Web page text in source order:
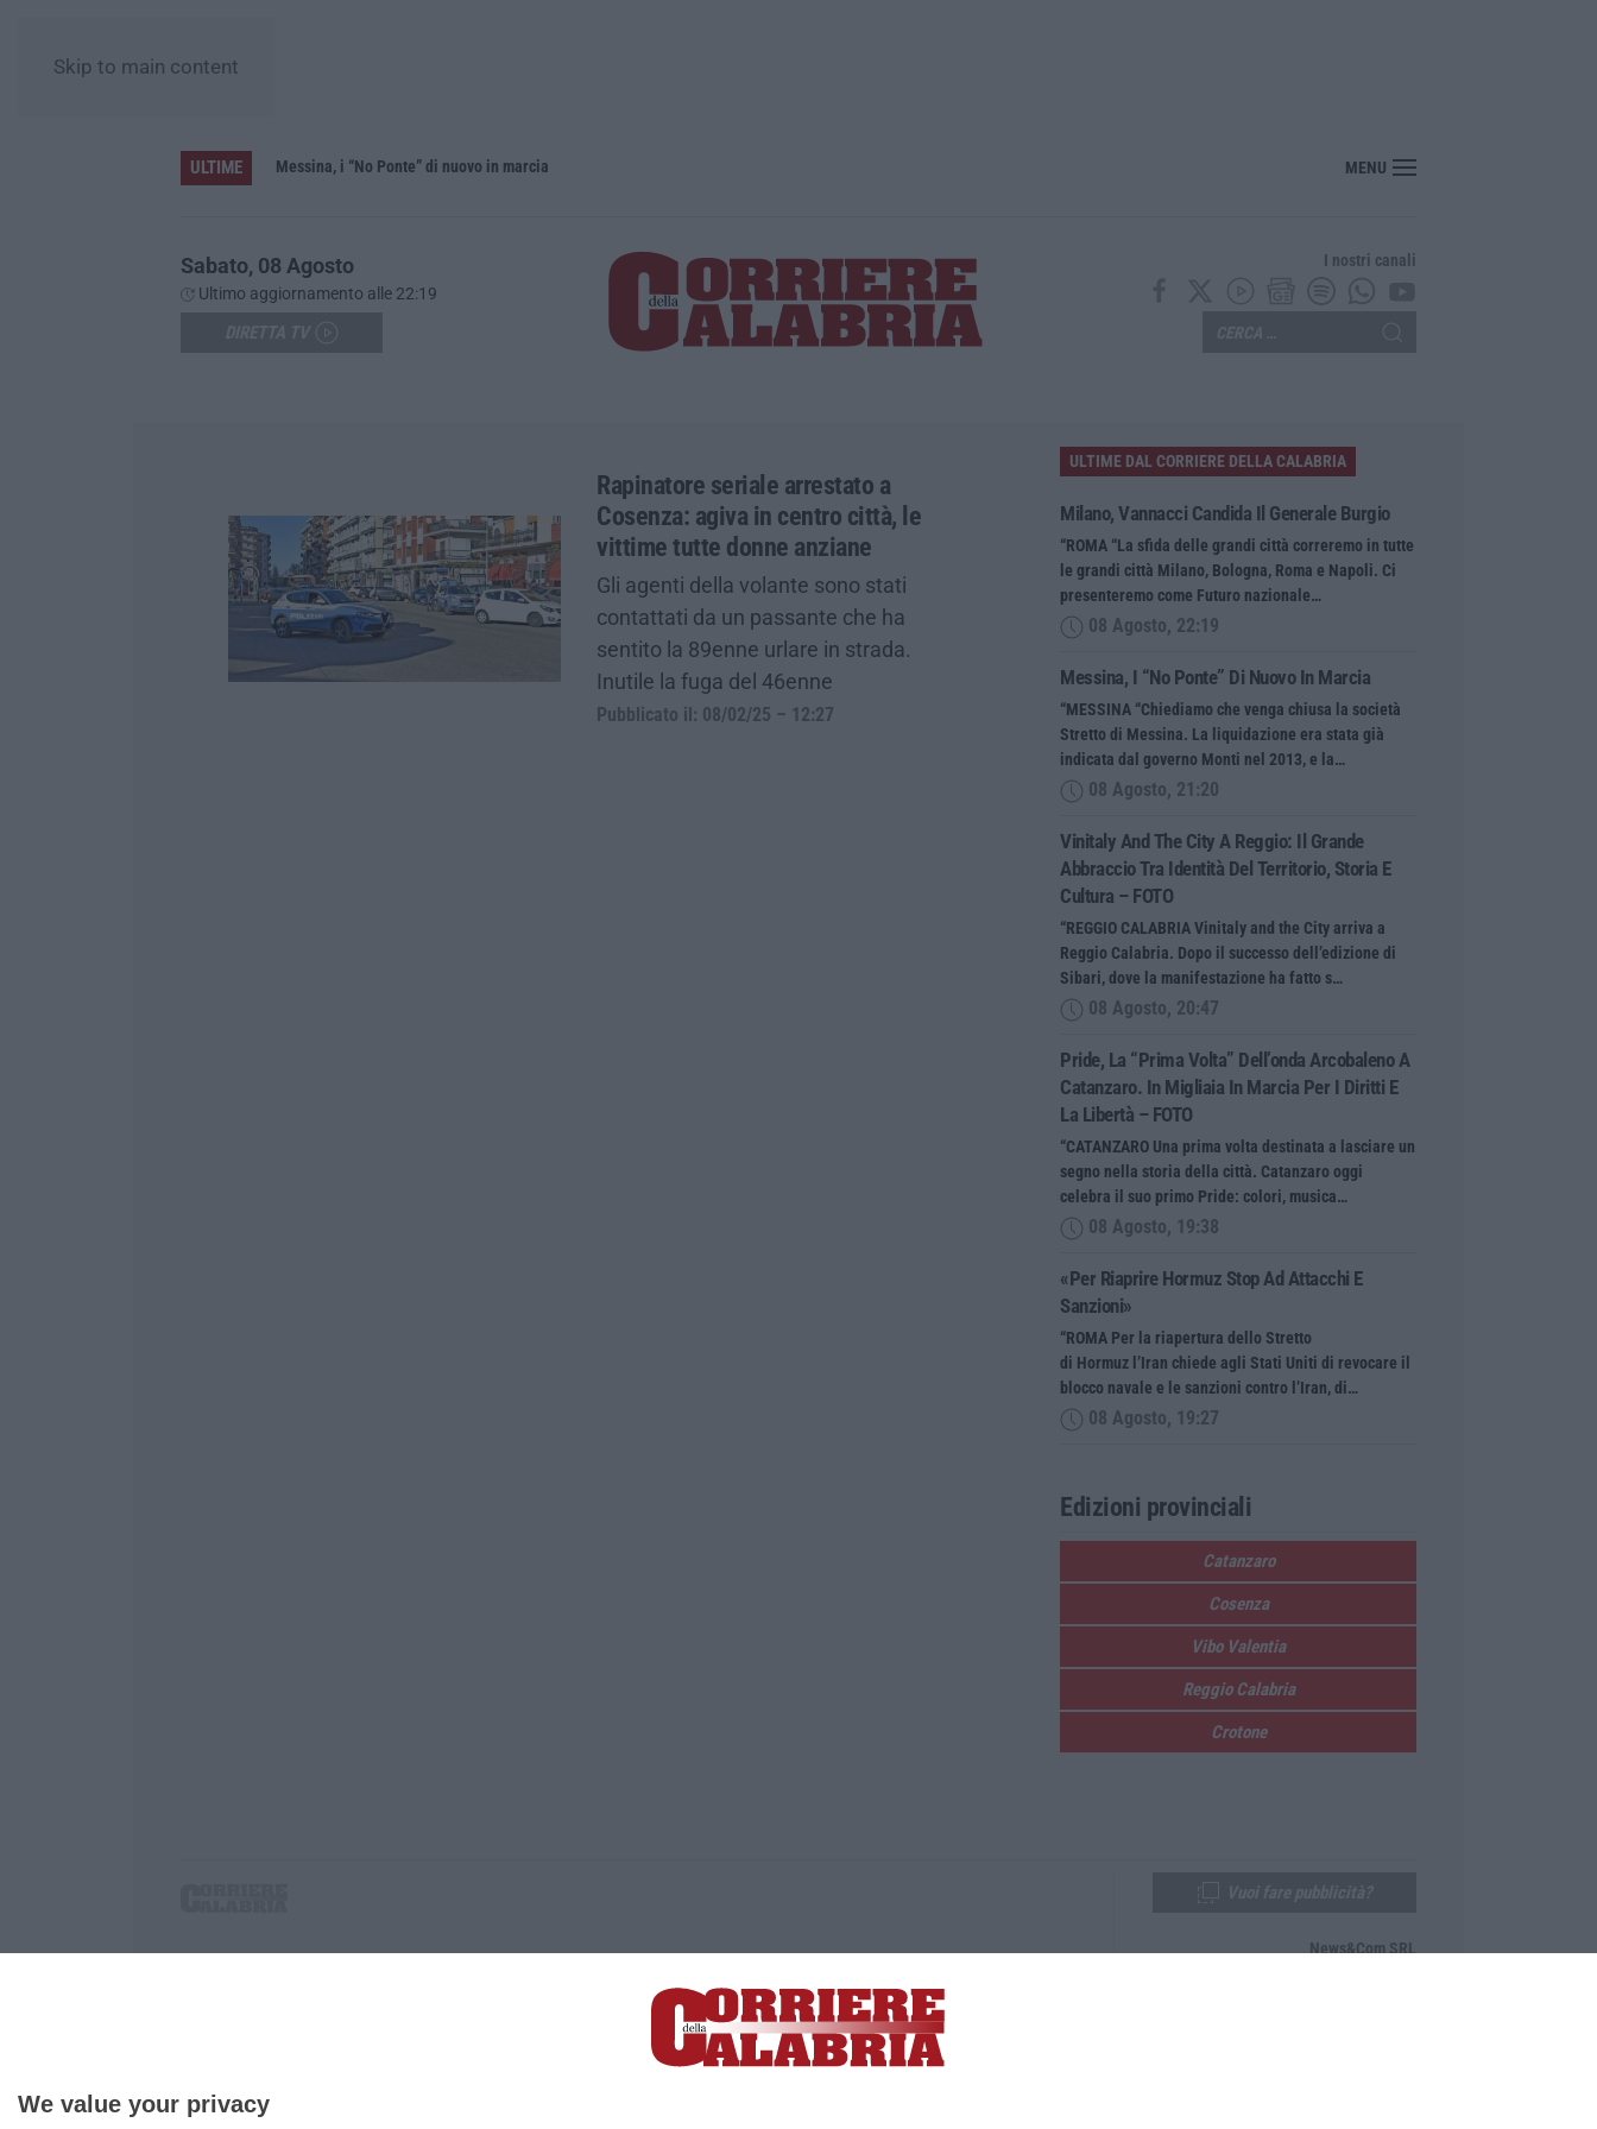
We value your privacy
Skip to main content
ULTIME Messina, i “No Ponte” di nuovo in marcia MENU
Sabato, 08 Agosto
Ultimo aggiornamento alle 22:19
I nostri canali
Rapinatore seriale arrestato a
Cosenza: agiva in centro città, le
vittime tutte donne anziane
Gli agenti della volante sono stati
contattati da un passante che ha
sentito la 89enne urlare in strada.
Inutile la fuga del 46enne
Pubblicato il: 08/02/25 – 12:27
ULTIME DAL CORRIERE DELLA CALABRIA
Milano, Vannacci Candida Il Generale Burgio
“ROMA “La sfida delle grandi città correremo in tutte
le grandi città Milano, Bologna, Roma e Napoli. Ci
presenteremo come Futuro nazionale…
08 Agosto, 22:19
Messina, I “No Ponte” Di Nuovo In Marcia
“MESSINA “Chiediamo che venga chiusa la società
Stretto di Messina. La liquidazione era stata già
indicata dal governo Monti nel 2013, e la…
08 Agosto, 21:20
Vinitaly And The City A Reggio: Il Grande
Abbraccio Tra Identità Del Territorio, Storia E
Cultura – FOTO
“REGGIO CALABRIA Vinitaly and the City arriva a
Reggio Calabria. Dopo il successo dell’edizione di
Sibari, dove la manifestazione ha fatto s…
08 Agosto, 20:47
Pride, La “prima Volta” Dell’onda Arcobaleno A
Catanzaro. In Migliaia In Marcia Per I Diritti E
La Libertà – FOTO
“CATANZARO Una prima volta destinata a lasciare un
segno nella storia della città. Catanzaro oggi
celebra il suo primo Pride: colori, musica…
08 Agosto, 19:38
«Per Riaprire Hormuz Stop Ad Attacchi E
Sanzioni»
“ROMA Per la riapertura dello Stretto
di Hormuz l’Iran chiede agli Stati Uniti di revocare il
blocco navale e le sanzioni contro l’Iran, di…
08 Agosto, 19:27
Edizioni provinciali
Catanzaro
Cosenza
Vibo Valentia
Reggio Calabria
Crotone
P.IVA. 03199620794, Via del mare 6/G, S.Eufemia, Lamezia Terme (CZ)
Iscrizione tribunale di Lamezia Terme 5/2011 - Direttore responsabile Paola Militano |Privacy
News&Com SRL